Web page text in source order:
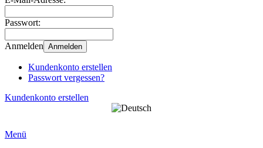
Passwort:
Anmelden Anmelden
Kundenkonto erstellen
Passwort vergessen?
Kundenkonto erstellen
Menü